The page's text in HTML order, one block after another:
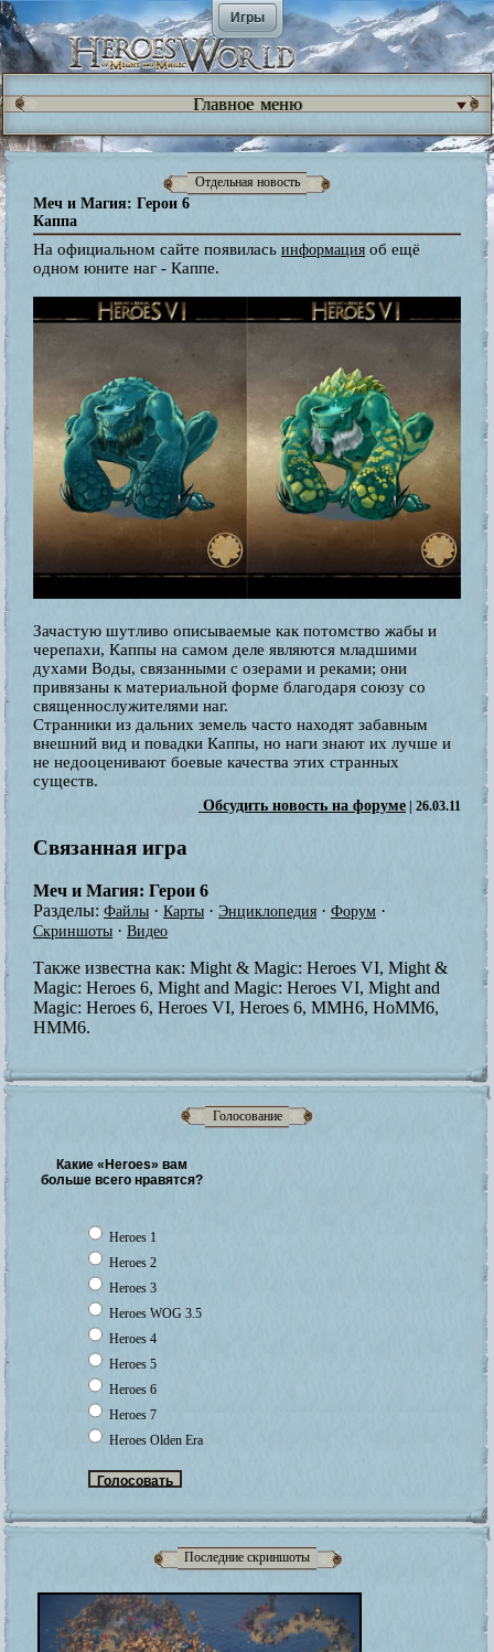
Игры
Голосование
Какие «Heroes» вам
больше всего нравятся?
Heroes 1
Heroes 2
Heroes 3
Heroes WOG 3.5
Heroes 4
Heroes 5
Heroes 6
Heroes 7
Heroes Olden Era
Последние скриншоты
Главное меню
Отдельная новость
Меч и Магия: Герои 6
Каппа
На официальном сайте появилась информация об ещё
одном юните наг - Каппе.
Зачастую шутливо описываемые как потомство жабы и
черепахи, Каппы на самом деле являются младшими
духами Воды, связанными с озерами и реками; они
привязаны к материальной форме благодаря союзу со
священнослужителями наг.
Странники из дальних земель часто находят забавным
внешний вид и повадки Каппы, но наги знают их лучше и
не недооценивают боевые качества этих странных
существ.
Обсудить новость на форуме | 26.03.11
Связанная игра
Меч и Магия: Герои 6
Разделы: Файлы · Карты · Энциклопедия · Форум ·
Скриншоты · Видео
Также известна как: Might & Magic: Heroes VI, Might &
Magic: Heroes 6, Might and Magic: Heroes VI, Might and
Magic: Heroes 6, Heroes VI, Heroes 6, MMH6, HoMM6,
HMM6.